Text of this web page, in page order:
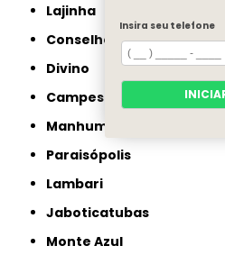
Lajinha
Conselheiro Pena
Divino
Campestre
Manhumirim
Paraisópolis
Lambari
Jaboticatubas
Monte Azul
Insira seu telefone